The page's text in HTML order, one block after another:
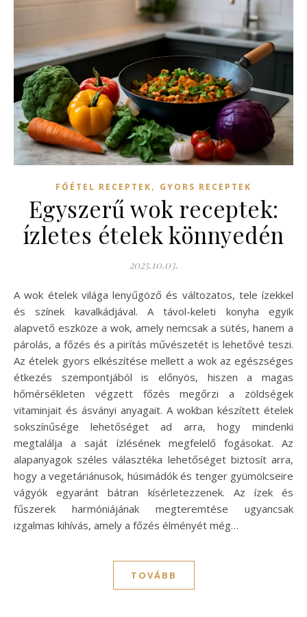
FŐÉTEL RECEPTEK, GYORS RECEPTEK
Egyszerű wok receptek:
ízletes ételek könnyedén
2025.10.03.
A wok ételek világa lenyűgöző és változatos, tele ízekkel
és színek kavalkádjával. A távol-keleti konyha egyik
alapvető eszköze a wok, amely nemcsak a sütés, hanem a
párolás, a főzés és a pirítás művészetét is lehetővé teszi.
Az ételek gyors elkészítése mellett a wok az egészséges
étkezés szempontjából is előnyös, hiszen a magas
hőmérsékleten végzett főzés megőrzi a zöldségek
vitaminjait és ásványi anyagait. A wokban készített ételek
sokszínűsége lehetőséget ad arra, hogy mindenki
megtalálja a saját ízlésének megfelelő fogásokat. Az
alapanyagok széles választéka lehetőséget biztosít arra,
hogy a vegetáriánusok, húsimádók és tenger gyümölcseire
vágyók egyaránt bátran kísérletezzenek. Az ízek és
fűszerek harmóniájának megteremtése ugyancsak
izgalmas kihívás, amely a főzés élményét még…
TOVÁBB